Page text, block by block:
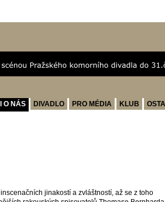
O NÁS DIVADLO PRO MÉDIA KLUB
jinakostí a zvláštností, až se z toho